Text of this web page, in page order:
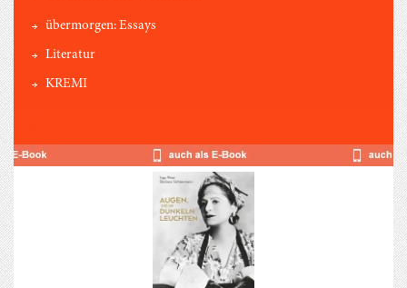
übermorgen: Essays
Literatur
KREMI